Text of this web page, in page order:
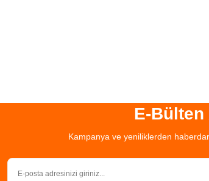
E-
Kampanya ve yeniliklerden